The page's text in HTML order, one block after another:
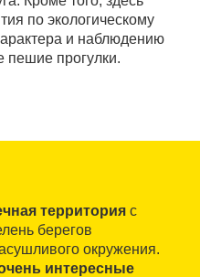
по экологическому
и наблюдению
пешие прогулки.
территория с
берегов
окружения.
интересные